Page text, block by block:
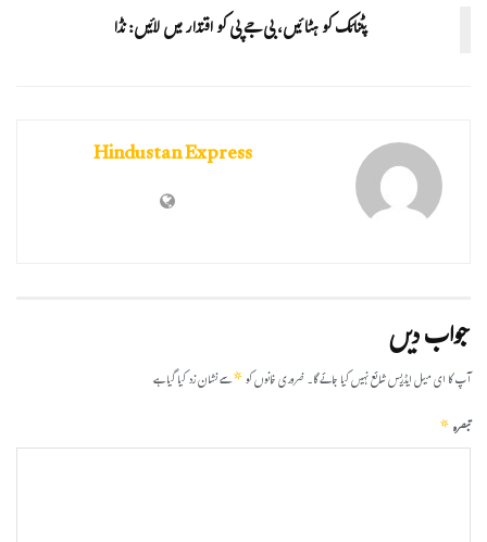
پٹنائک کو ہٹا ئیں، بی جے پی کو اقتدار میں لائیں: نڈا
Hindustan Express
جواب دیں
آپ کا ای میل ایڈریس شائع نہیں کیا جائے گا۔ضروری خانوں کو*سے نشان زد کیا گیا ہے
تبصرہ*